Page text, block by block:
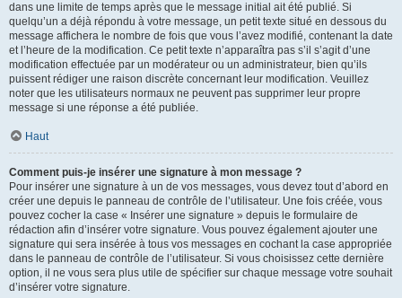
dans une limite de temps après que le message initial ait été publié. Si
quelqu’un a déjà répondu à votre message, un petit texte situé en dessous du
message affichera le nombre de fois que vous l’avez modifié, contenant la date
et l’heure de la modification. Ce petit texte n’apparaîtra pas s’il s’agit d’une
modification effectuée par un modérateur ou un administrateur, bien qu’ils
puissent rédiger une raison discrète concernant leur modification. Veuillez
noter que les utilisateurs normaux ne peuvent pas supprimer leur propre
message si une réponse a été publiée.
Haut
Comment puis-je insérer une signature à mon message ?
Pour insérer une signature à un de vos messages, vous devez tout d’abord en
créer une depuis le panneau de contrôle de l’utilisateur. Une fois créée, vous
pouvez cocher la case « Insérer une signature » depuis le formulaire de
rédaction afin d’insérer votre signature. Vous pouvez également ajouter une
signature qui sera insérée à tous vos messages en cochant la case appropriée
dans le panneau de contrôle de l’utilisateur. Si vous choisissez cette dernière
option, il ne vous sera plus utile de spécifier sur chaque message votre souhait
d’insérer votre signature.